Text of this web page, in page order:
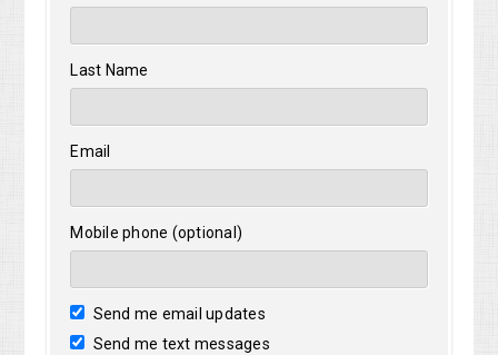
Last Name
Email
Mobile phone (optional)
Send me email updates
Send me text messages